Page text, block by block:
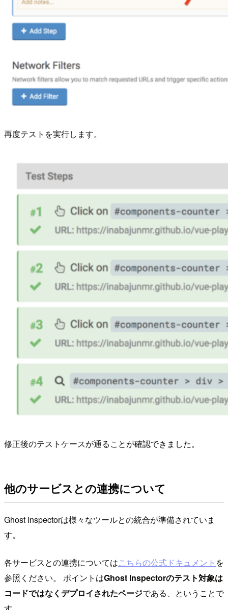
再度テストを実行します。
修正後のテストケースが通ることが確認できました。
他のサービスとの連携について
Ghost Inspectorは様々なツールとの統合が準備されていま
す。
各サービスとの連携についてはこちらの公式ドキュメント を
参照ください。 ポイントはGhost Inspectorのテスト対象は
コードではなくデプロイされたページである、ということで